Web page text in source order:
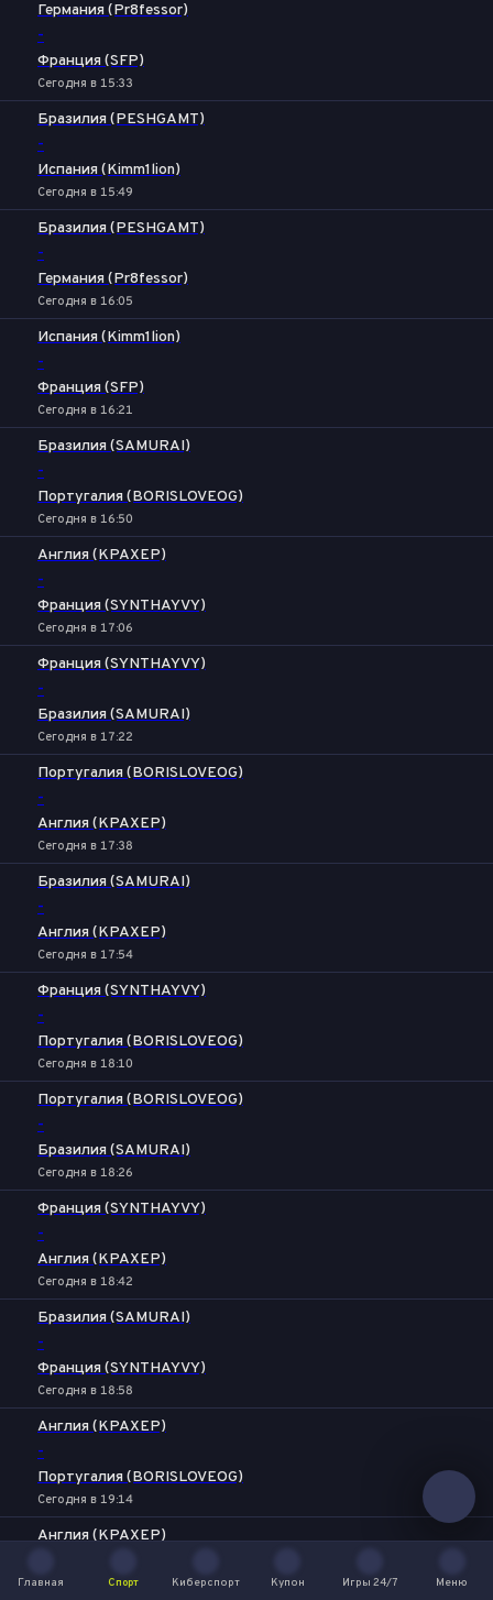
Германия (Pr8fessor)
-
Франция (SFP)
Сегодня в 15:33
Бразилия (PESHGAMT)
-
Испания (Kimm1lion)
Сегодня в 15:49
Бразилия (PESHGAMT)
-
Германия (Pr8fessor)
Сегодня в 16:05
Испания (Kimm1lion)
-
Франция (SFP)
Сегодня в 16:21
Бразилия (SAMURAI)
-
Португалия (BORISLOVEOG)
Сегодня в 16:50
Англия (KPAXEP)
-
Франция (SYNTHAYVY)
Сегодня в 17:06
Франция (SYNTHAYVY)
-
Бразилия (SAMURAI)
Сегодня в 17:22
Португалия (BORISLOVEOG)
-
Англия (KPAXEP)
Сегодня в 17:38
Бразилия (SAMURAI)
-
Англия (KPAXEP)
Сегодня в 17:54
Франция (SYNTHAYVY)
-
Португалия (BORISLOVEOG)
Сегодня в 18:10
Португалия (BORISLOVEOG)
-
Бразилия (SAMURAI)
Сегодня в 18:26
Франция (SYNTHAYVY)
-
Англия (KPAXEP)
Сегодня в 18:42
Бразилия (SAMURAI)
-
Франция (SYNTHAYVY)
Сегодня в 18:58
Англия (KPAXEP)
-
Португалия (BORISLOVEOG)
Сегодня в 19:14
Англия (KPAXEP)
Бразилия (SAMURAI)
Главная
Спорт
Киберспорт
Купон
Игры 24/7
Меню